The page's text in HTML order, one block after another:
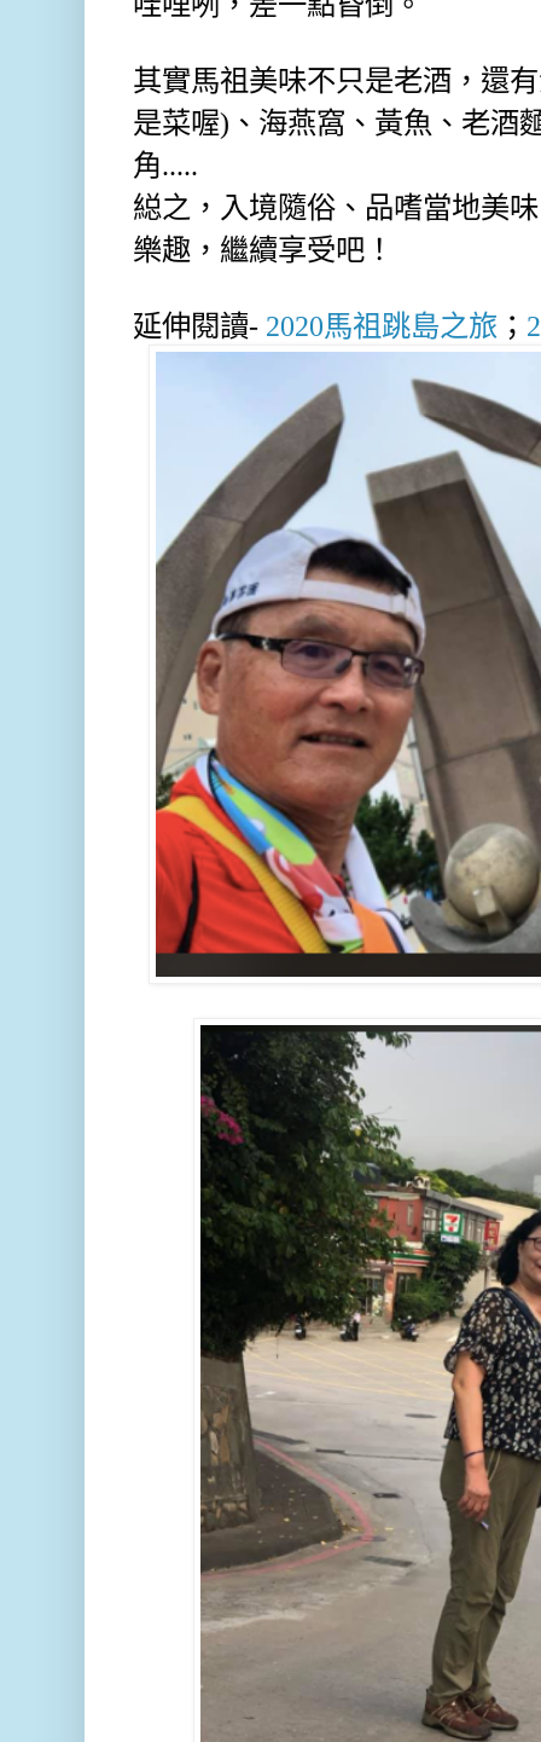
其實馬祖美味不只是老酒，還
是菜喔)、海燕窩、黃魚、老酒
角.....
縂之，入境隨俗、品嗜當地美
樂趣，繼續享受吧！
延伸閱讀- 2020馬祖跳島之旅 ；